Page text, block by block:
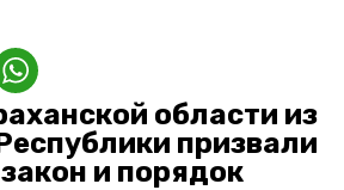
области из
призвали
и порядок